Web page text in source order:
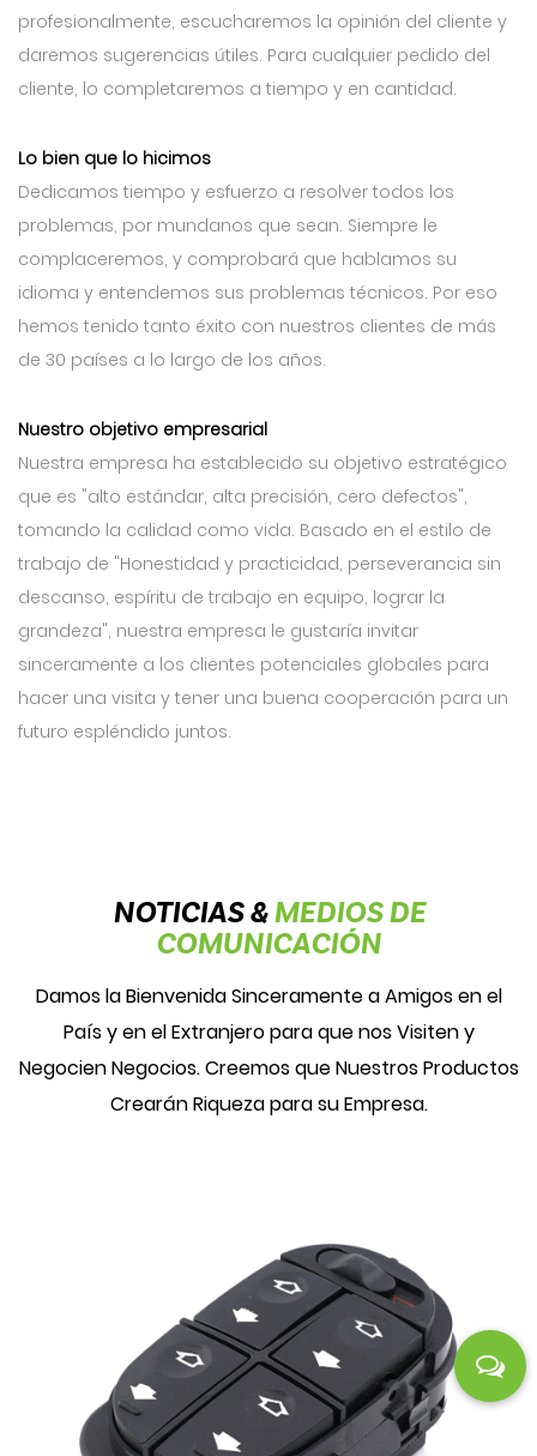
profesionalmente, escucharemos la opinión del cliente y
daremos sugerencias útiles. Para cualquier pedido del
cliente, lo completaremos a tiempo y en cantidad.
Lo bien que lo hicimos
Dedicamos tiempo y esfuerzo a resolver todos los
problemas, por mundanos que sean. Siempre le
complaceremos, y comprobará que hablamos su
idioma y entendemos sus problemas técnicos. Por eso
hemos tenido tanto éxito con nuestros clientes de más
de 30 países a lo largo de los años.
Nuestro objetivo empresarial
Nuestra empresa ha establecido su objetivo estratégico
que es "alto estándar, alta precisión, cero defectos",
tomando la calidad como vida. Basado en el estilo de
trabajo de "Honestidad y practicidad, perseverancia sin
descanso, espíritu de trabajo en equipo, lograr la
grandeza", nuestra empresa le gustaría invitar
sinceramente a los clientes potenciales globales para
hacer una visita y tener una buena cooperación para un
futuro espléndido juntos.
NOTICIAS &MEDIOS DE
COMUNICACIÓN
Damos la Bienvenida Sinceramente a Amigos en el
País y en el Extranjero para que nos Visiten y
Negocien Negocios. Creemos que Nuestros Productos
Crearán Riqueza para su Empresa.